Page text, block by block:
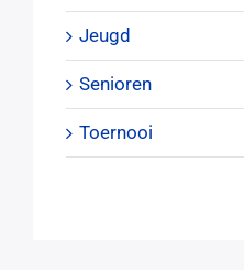
Jeugd
Senioren
Toernooi